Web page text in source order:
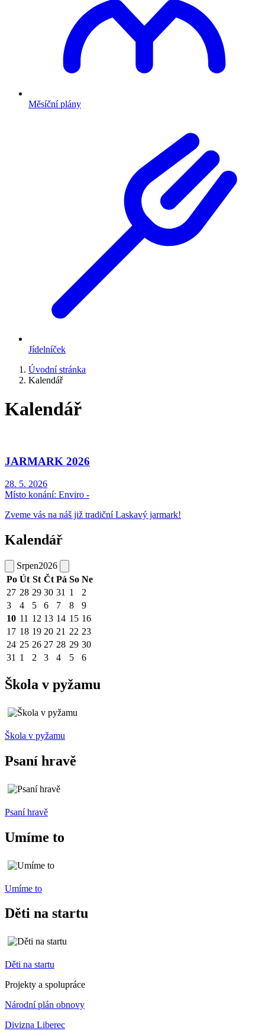
Měsíční plány
Jídelníček
Úvodní stránka
Kalendář
Kalendář
JARMARK 2026
28. 5. 2026
Místo konání: Enviro -
Zveme vás na náš již tradiční Laskavý jarmark!
Kalendář
Srpen2026
Po Út St Čt Pá So Ne
27 28 29 30 31 1
2
3
4 5 6 7 8
9
10 11 12 13 14 15 16
17 18 19 20 21 22 23
24 25 26 27 28 29 30
31 1 2 3 4 5 6
Škola v pyžamu
Škola v pyžamu
Psaní hravě
Psaní hravě
Umíme to
Umíme to
Děti na startu
Děti na startu
Projekty a spolupráce
Národní plán obnovy
Divizna Liberec